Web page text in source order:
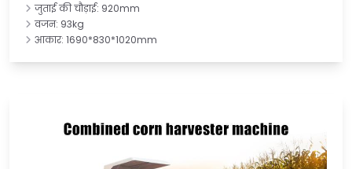
जुताई की चौड़ाई: 920mm
वजन: 93kg
आकार: 1690*830*1020mm